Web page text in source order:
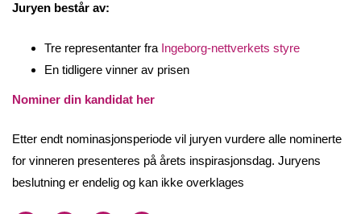
Juryen består av:
Tre representanter fra Ingeborg-nettverkets styre
En tidligere vinner av prisen
Nominer din kandidat her
Etter endt nominasjonsperiode vil juryen vurdere alle nominerte
for vinneren presenteres på årets inspirasjonsdag. Juryens
beslutning er endelig og kan ikke overklages